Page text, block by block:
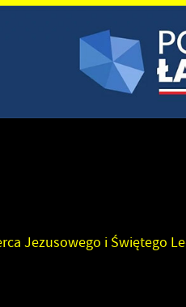
Jezusowego i Świętego